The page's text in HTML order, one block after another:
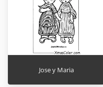
Jose y Maria